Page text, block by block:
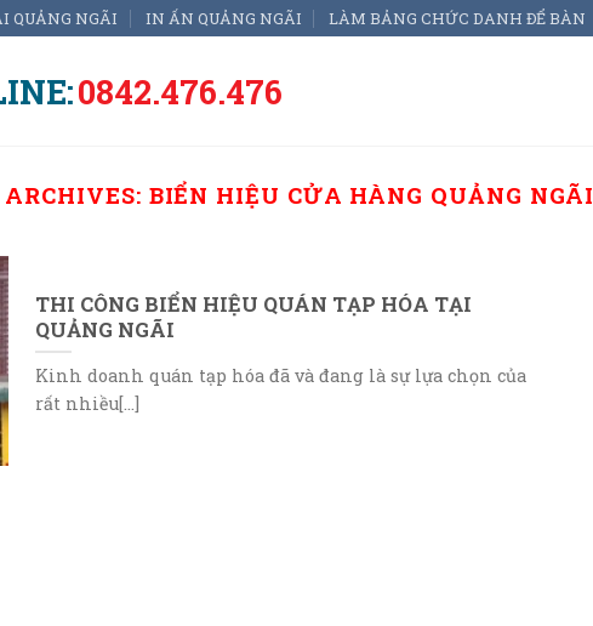
QUẢNG NGÃI IN ẤN QUẢNG NGÃI LÀM BẢNG CHỨC DANH ĐỂ BÀN
0842.476.476
ARCHIVES: BIỂN HIỆU CỬA HÀNG QUẢNG NGÃI
THI CÔNG BIỂN HIỆU QUÁN TẠP HÓA TẠI
QUẢNG NGÃI
Kinh doanh quán tạp hóa đã và đang là sự lựa chọn của
rất nhiều[...]